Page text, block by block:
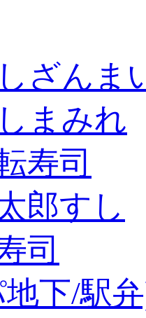
ざんま
まみれ
寿司
郎すし
司
下/駅